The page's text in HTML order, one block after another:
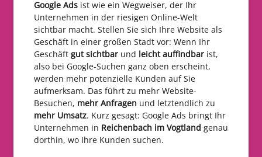
Google Ads ist wie ein Wegweiser, der Ihr
Unternehmen in der riesigen Online-Welt
sichtbar macht. Stellen Sie sich Ihre Website als
Geschäft in einer großen Stadt vor: Wenn Ihr
Geschäft gut sichtbar und leicht auffindbar ist,
also bei Google-Suchen ganz oben erscheint,
werden mehr potenzielle Kunden auf Sie
aufmerksam. Das führt zu mehr Website-
Besuchen, mehr Anfragen und letztendlich zu
mehr Umsatz. Kurz gesagt: Google Ads bringt Ihr
Unternehmen in Reichenbach im Vogtland genau
dorthin, wo Ihre Kunden suchen.